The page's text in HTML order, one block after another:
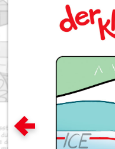
Zum vorigen Bild